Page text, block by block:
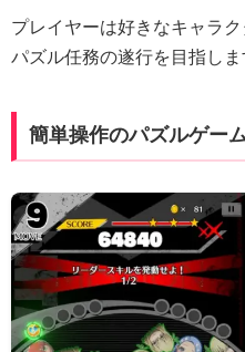
プレイヤーは好きなキャラ
パズル任務の遂行を目指しま
簡単操作のパズルゲー